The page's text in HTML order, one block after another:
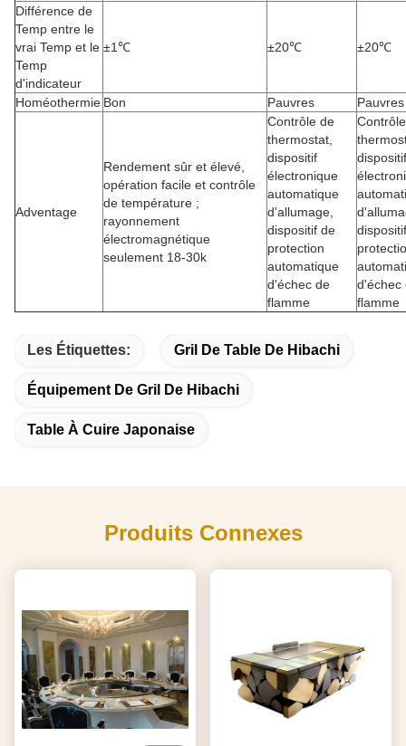
Différence de
Temp entre le
vrai Temp et le
Temp
d'indicateur
±1℃ ±20℃ ±20℃
Homéothermie Bon Pauvres Pauvres
Adventage
Rendement sûr et élevé,
opération facile et contrôle
de température ;
rayonnement
électromagnétique
seulement 18-30k
Contrôle de
thermostat,
dispositif
électronique
automatique
d'allumage,
dispositif de
protection
automatique
d'échec de
flamme
dispositif
d'échec
flamme
Les Étiquettes: Gril De Table De Hibachi
Équipement De Gril De Hibachi
Table À Cuire Japonaise
Produits Connexes